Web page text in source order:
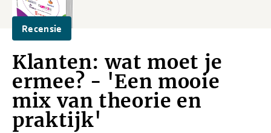
Recensie
Klanten: wat moet je
ermee? - 'Een mooie
mix van theorie en
praktijk'